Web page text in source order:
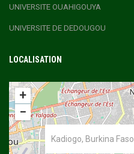
UNIVERSITE OUAHIGOUYA
UNIVERSITE DE DEDOUGOU
LOCALISATION
Kadiogo, Burkina Faso
+
−